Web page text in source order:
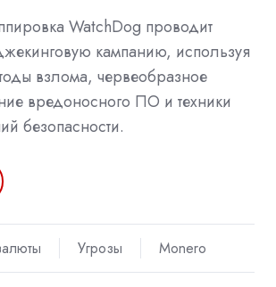
WatchDog проводит
кампанию, используя
взлома, червеобразное
вредоносного ПО и техники
безопасности.
Угрозы Monero